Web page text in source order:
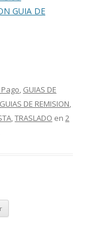
GUIA DE
, GUIAS DE
GUIAS DE REMISION,
,TRASLADO en 2